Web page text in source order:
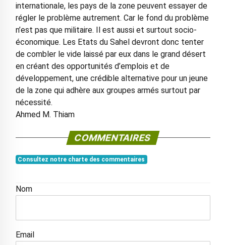
internationale, les pays de la zone peuvent essayer de
régler le problème autrement. Car le fond du problème
n’est pas que militaire. Il est aussi et surtout socio-
économique. Les Etats du Sahel devront donc tenter
de combler le vide laissé par eux dans le grand désert
en créant des opportunités d’emplois et de
développement, une crédible alternative pour un jeune
de la zone qui adhère aux groupes armés surtout par
nécessité.
Ahmed M. Thiam
COMMENTAIRES
Consultez notre charte des commentaires
Nom
Email